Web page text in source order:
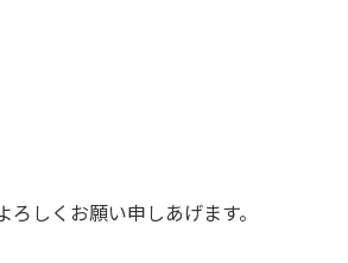
ろしくお願い申しあげます。